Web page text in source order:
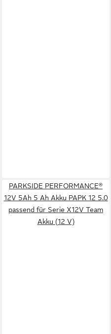
PARKSIDE PERFORMANCE®
12V 5Ah 5 Ah Akku PAPK 12 5.0
passend für Serie X12V Team
Akku (12 V)